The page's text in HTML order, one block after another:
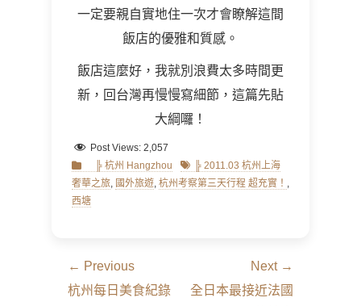
一定要親自實地住一次才會瞭解這間
飯店的優雅和質感。
飯店這麼好，我就別浪費太多時間更
新，回台灣再慢慢寫細節，這篇先貼
大綱囉！
Post Views: 2,057
Categories
╠ 杭州 Hangzhou Tags╠ 2011.03 杭州上海
奢華之旅, 國外旅遊, 杭州考察第三天行程 超充實！ ,
西塘
文
章
← Previous
Previous
杭州每日美食紀錄
Next →
Next
全日本最接近法國